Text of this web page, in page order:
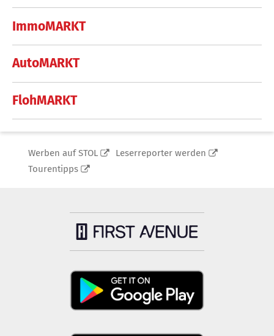
ImmoMARKT
AutoMARKT
FlohMARKT
Werben auf STOL
Leserreporter werden
Tourentipps